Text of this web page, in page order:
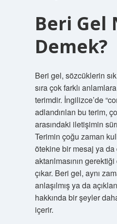
Beri Gel
Demek?
Beri gel, sözcüklerin sık
sıra çok farklı
terimdir. İngilizce’de
adlandırılan bu terim,
arasındaki iletişimin
Terimin çoğu zaman
ötekine bir mesaj ya
aktarılmasının
çıkar. Beri gel, aynı
anlaşılmış ya da
hakkında bir şeyler
içerir.